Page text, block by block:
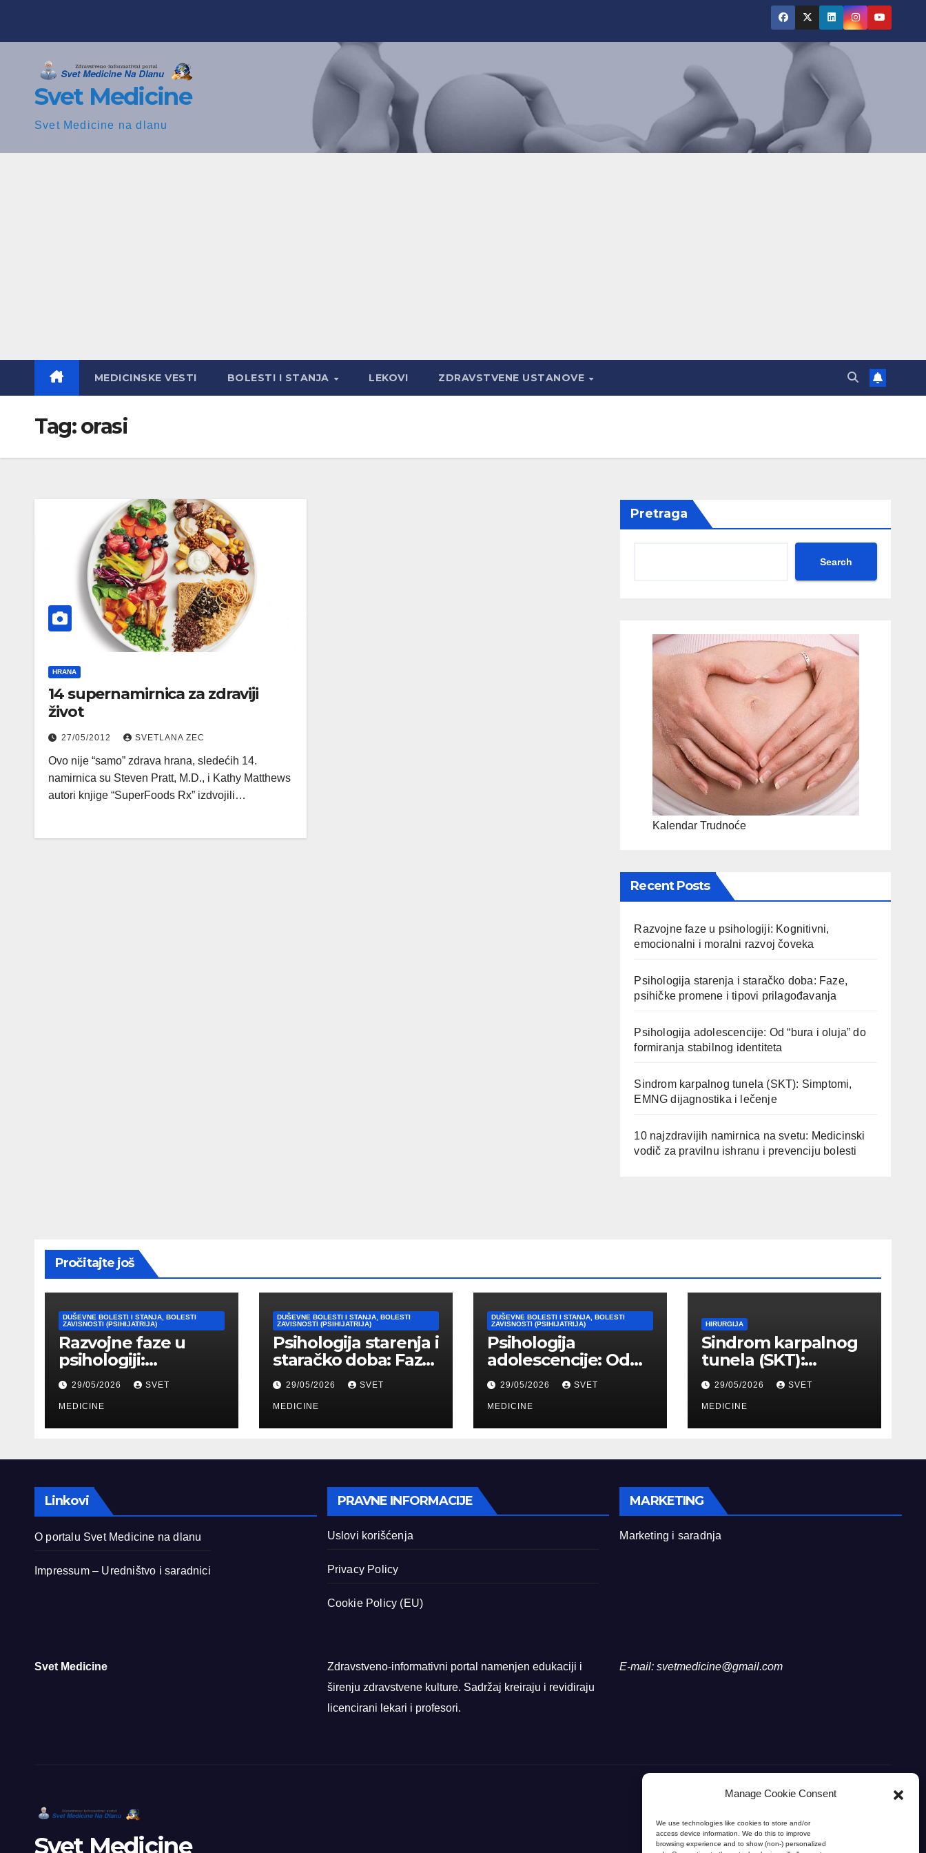
Manage Cookie Consent
We use technologies like cookies to store and/or
access device information. We do this to improve
browsing experience and to show (non-) personalized
Svet Medicine
Svet Medicine na dlanu
MEDICINSKE VESTI BOLESTI I STANJA LEKOVI ZDRAVSTVENE USTANOVE
Tag:orasi
HRANA
14 supernamirnica za zdraviji
život
27/05/2012 SVETLANA ZEC
Ovo nije “samo” zdrava hrana, sledećih 14.
namirnica su Steven Pratt, M.D., i Kathy Matthews
autori knjige “SuperFoods Rx” izdvojili…
Pretraga
Search
Kalendar Trudnoće
Recent Posts
Razvojne faze u psihologiji: Kognitivni,
emocionalni i moralni razvoj čoveka
Psihologija starenja i staračko doba: Faze,
psihičke promene i tipovi prilagođavanja
Psihologija adolescencije: Od “bura i oluja” do
formiranja stabilnog identiteta
Sindrom karpalnog tunela (SKT): Simptomi,
EMNG dijagnostika i lečenje
10 najzdravijih namirnica na svetu: Medicinski
vodič za pravilnu ishranu i prevenciju bolesti
Pročitajte još
DUŠEVNE BOLESTI I STANJA, BOLESTI
ZAVISNOSTI (PSIHIJATRIJA)
Razvojne faze u
psihologiji:
Kognitivni,
emocionalni i
moralni razvoj
čoveka
29/05/2026 SVET
MEDICINE
DUŠEVNE BOLESTI I STANJA, BOLESTI
ZAVISNOSTI (PSIHIJATRIJA)
Psihologija starenja i
staračko doba: Faze,
psihičke promene i
tipovi
prilagođavanja
29/05/2026 SVET
MEDICINE
DUŠEVNE BOLESTI I STANJA, BOLESTI
ZAVISNOSTI (PSIHIJATRIJA)
Psihologija
adolescencije: Od
“bura i oluja” do
formiranja stabilnog
identiteta
29/05/2026 SVET
MEDICINE
HIRURGIJA
Sindrom karpalnog
tunela (SKT):
Simptomi, EMNG
dijagnostika i
lečenje
29/05/2026 SVET
MEDICINE
Linkovi
O portalu Svet Medicine na dlanu
Impressum – Uredništvo i saradnici
PRAVNE INFORMACIJE
Uslovi korišćenja
Privacy Policy
Cookie Policy (EU)
MARKETING
Marketing i saradnja
Svet Medicine
Zdravstveno-informativni portal namenjen edukaciji i
širenju zdravstvene kulture. Sadržaj kreiraju i revidiraju
licencirani lekari i profesori.
E-mail: svetmedicine@gmail.com
Svet Medicine